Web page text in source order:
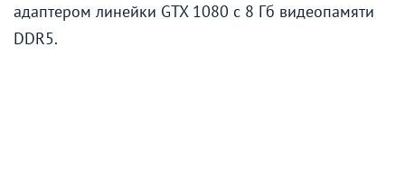
адаптером линейки GTX 1080 с 8 Гб видеопамяти
DDR5.